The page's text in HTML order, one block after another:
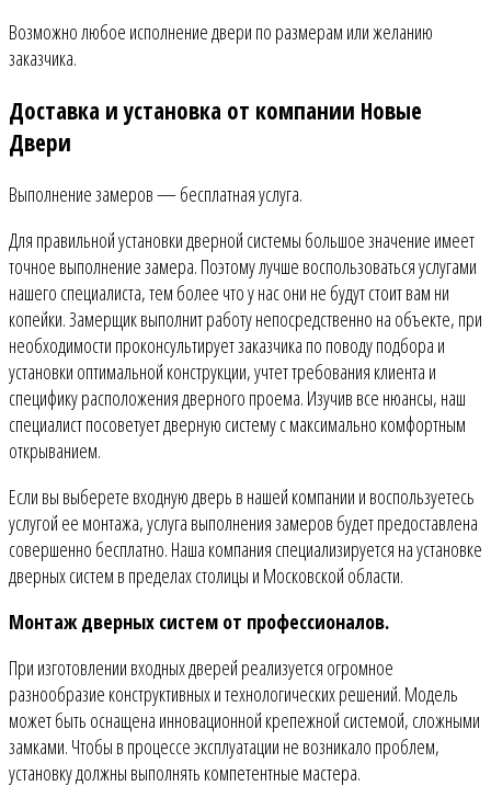
Возможно любое исполнение двери по размерам или желанию
заказчика.
Доставка и установка от компании Новые
Двери
Выполнение замеров — бесплатная услуга.
Для правильной установки дверной системы большое значение имеет
точное выполнение замера. Поэтому лучше воспользоваться услугами
нашего специалиста, тем более что у нас они не будут стоит вам ни
копейки. Замерщик выполнит работу непосредственно на объекте, при
необходимости проконсультирует заказчика по поводу подбора и
установки оптимальной конструкции, учтет требования клиента и
специфику расположения дверного проема. Изучив все нюансы, наш
специалист посоветует дверную систему с максимально комфортным
открыванием.
Если вы выберете входную дверь в нашей компании и воспользуетесь
услугой ее монтажа, услуга выполнения замеров будет предоставлена
совершенно бесплатно. Наша компания специализируется на установке
дверных систем в пределах столицы и Московской области.
Монтаж дверных систем от профессионалов.
При изготовлении входных дверей реализуется огромное
разнообразие конструктивных и технологических решений. Модель
может быть оснащена инновационной крепежной системой, сложными
замками. Чтобы в процессе эксплуатации не возникало проблем,
установку должны выполнять компетентные мастера.